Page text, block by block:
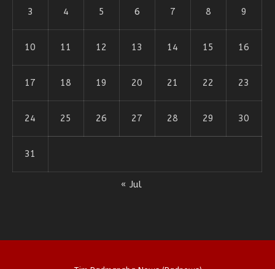
3 4 5 6 7 8 9
10 11 12 13 14 15 16
17 18 19 20 21 22 23
24 25 26 27 28 29 30
31
« Jul